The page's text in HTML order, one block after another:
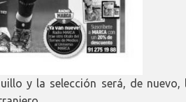
y la selección será, de